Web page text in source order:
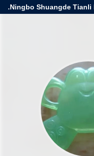
Ningbo Shuangde Tianli